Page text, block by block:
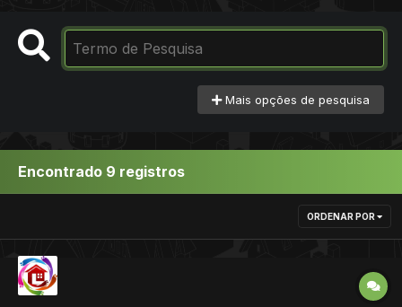
Mais opções de pesquisa
Encontrado 9 registros
ORDENAR POR